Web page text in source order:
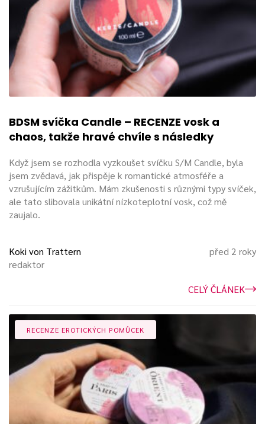
BDSM svíčka Candle – RECENZE vosk a
chaos, takže hravé chvíle s následky
Když jsem se rozhodla vyzkoušet svíčku S/M Candle, byla
jsem zvědavá, jak přispěje k romantické atmosféře a
vzrušujícím zážitkům. Mám zkušenosti s různými typy svíček,
ale tato slibovala unikátní nízkoteplotní vosk, což mě
zaujalo.
Koki von Trattern
redaktor
před 2 roky
CELÝ ČLÁNEK
RECENZE EROTICKÝCH POMŮCEK